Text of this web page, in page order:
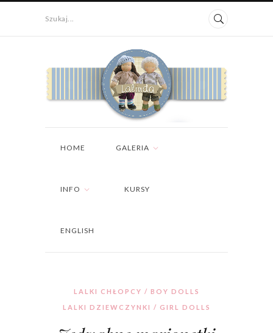
Szukaj...
HOME GALERIA
INFO KURSY
ENGLISH
LALKI CHŁOPCY / BOY DOLLS
LALKI DZIEWCZYNKI / GIRL DOLLS